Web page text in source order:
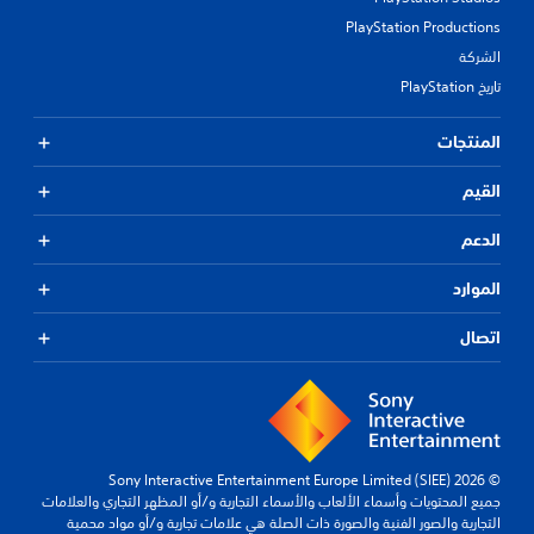
PlayStation Productions
الشركة
تاريخ PlayStation
المنتجات
القيم
الدعم
الموارد
اتصال
© 2026 Sony Interactive Entertainment Europe Limited (SIEE)
جميع المحتويات وأسماء الألعاب والأسماء التجارية و/أو المظهر التجاري والعلامات
التجارية والصور الفنية والصورة ذات الصلة هي علامات تجارية و/أو مواد محمية